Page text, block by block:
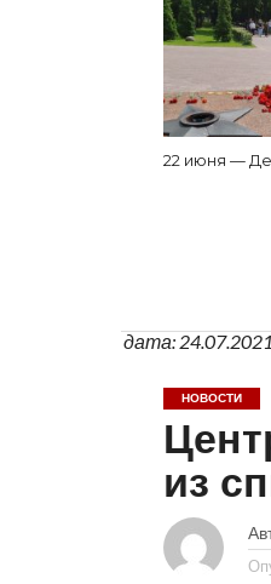
22 июня —
дата: 24.07.2021
НОВОСТИ
из